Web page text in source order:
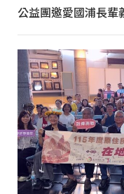
公益團邀愛國浦長輩